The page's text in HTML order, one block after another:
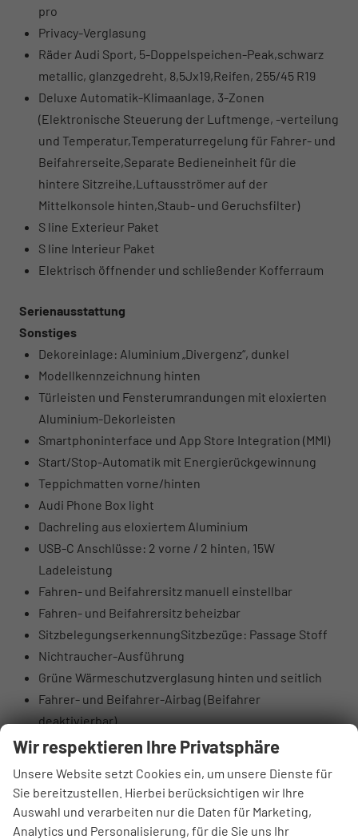
pro
Privacy-Verglasung
Räder Audi Sport, 5-Doppelspeichen-Peak,schwarz
metallic, glanzgedreht, 8,5Jx19,Reifen, 255/45 R19
Deluxe Automatik-Klimaanlage, 3-Zonen
(Elektronische Steuerung der Luftmenge, -verteilung
und Temperatur,Temperaturregelung für Fahrer- und
Beifahrerseite,Separate Bedieneinheit für die
hintere Sitzreihe,Luftausströmer auf der
Mittelkonsole hinten,Staub- und Geruchsfilter)
S line Exterieur Paket
S line Interieur Paket
Elektrisch öffnender und schließender Kofferraum
Serienausstattung
Sonstiges
Dekoreinlage: Aluminium „Divergenz“, dunkel
Modellkennzeichnung hinten
Türleisten und Fensterumrandungen mit eloxierten
Aluminium-Dekorleisten
Smartphoninterface und App Store Integration (MMI)
Start/Stop-Automatik mit Energierückgewinnung
Teppichmatten vorne/hinten
Audi Phone Box light
Dachreling aus eloxiertem Aluminium
USB-C Anschlüsse: 2 vorne / 2 hinten, 15W
Ladeleistung
Fahren- und Beifahrersitz manuell einstellbar
Fahren- und Beifahrersitz beheizbar
SitzbelegungserkennungSitzbezüge: Passage Stoff
Nichtraucher-Ausführung
Grüne Wärmeschutzverglasung hinten und seitlich
Fahrer- und Beifahrer-Airbag (Beifahrer
deaktivierbar)
LED-Scheinwerfer mit Fern- und Abblendlicht,
Blinker in Glühlampentechnologie
LED-Rückleuchten (Blinker, Bremslicht,
Rückfahrlicht)
Wir respektieren Ihre Privatsphäre
Unsere Website setzt Cookies ein, um unsere Dienste für
Sie bereitzustellen. Hierbei berücksichtigen wir Ihre
Auswahl und verarbeiten nur die Daten für Marketing,
Analytics und Personalisierung, für die Sie uns Ihr